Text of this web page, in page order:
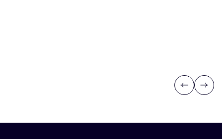
Previous
Next